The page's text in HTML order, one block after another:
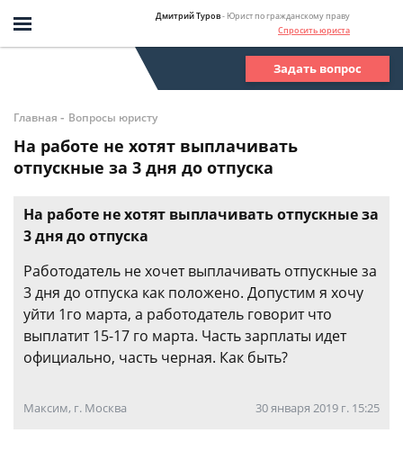
Дмитрий Туров- Юрист по гражданскому праву
Спросить юриста
Задать вопрос
Главная - Вопросы юристу
На работе не хотят выплачивать
отпускные за 3 дня до отпуска
На работе не хотят выплачивать отпускные за
3 дня до отпуска
Работодатель не хочет выплачивать отпускные за
3 дня до отпуска как положено. Допустим я хочу
уйти 1го марта, а работодатель говорит что
выплатит 15-17 го марта. Часть зарплаты идет
официально, часть черная. Как быть?
Максим, г. Москва 30 января 2019 г. 15:25